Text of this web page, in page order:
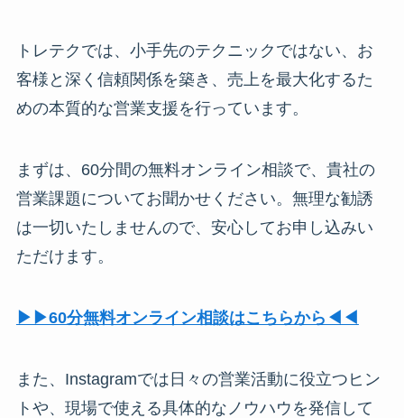
トレテクでは、小手先のテクニックではない、お
客様と深く信頼関係を築き、売上を最大化するた
めの本質的な営業支援を行っています。
まずは、60分間の無料オンライン相談で、貴社の
営業課題についてお聞かせください。無理な勧誘
は一切いたしませんので、安心してお申し込みい
ただけます。
▶︎▶︎60分無料オンライン相談はこちらから◀︎◀︎
また、Instagramでは日々の営業活動に役立つヒン
トや、現場で使える具体的なノウハウを発信して